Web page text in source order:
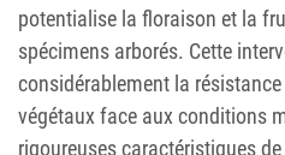
potentialise la floraison et la
spécimens arborés. Cette
considérablement la
végétaux face aux conditions
rigoureuses caractéristiques